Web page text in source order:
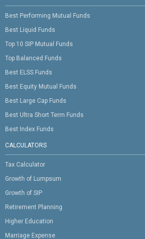
Best Performing Mutual Funds
Best Liquid Funds
Top 10 SIP Mutual Funds
Top Balanced Funds
Best ELSS Funds
Best Equity Mutual Funds
Best Large Cap Funds
Best Ultra Short Term Funds
Best Index Funds
CALCULATORS
Tax Calculator
Growth of Lumpsum
Growth of SIP
Retirement Planning
Higher Education
Marriage Expense